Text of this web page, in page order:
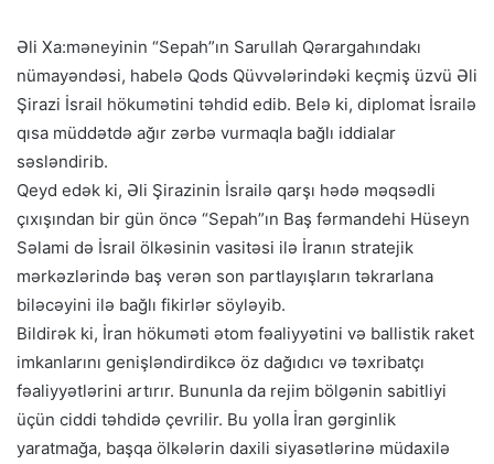
Əli Xa:məneyinin “Sepah”ın Sarullah Qərargahındakı
nümayəndəsi, habelə Qods Qüvvələrindəki keçmiş üzvü Əli
Şirazi İsrail hökumətini təhdid edib. Belə ki, diplomat İsrailə
qısa müddətdə ağır zərbə vurmaqla bağlı iddialar
səsləndirib.
Qeyd edək ki, Əli Şirazinin İsrailə qarşı hədə məqsədli
çıxışından bir gün öncə “Sepah”ın Baş fərmandehi Hüseyn
Səlami də İsrail ölkəsinin vasitəsi ilə İranın stratejik
mərkəzlərində baş verən son partlayışların təkrarlana
biləcəyini ilə bağlı fikirlər söyləyib.
Bildirək ki, İran hökuməti ətom fəaliyyətini və ballistik raket
imkanlarını genişləndirdikcə öz dağıdıcı və təxribatçı
fəaliyyətlərini artırır. Bununla da rejim bölgənin sabitliyi
üçün ciddi təhdidə çevrilir. Bu yolla İran gərginlik
yaratmağa, başqa ölkələrin daxili siyasətlərinə müdaxilə